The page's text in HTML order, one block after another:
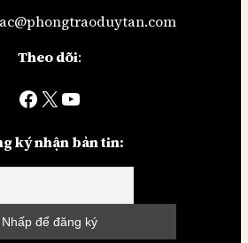
Theo dõi:
Facebook X YouTube
ký nhận bản tin: